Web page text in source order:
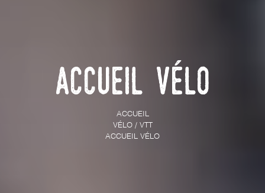
Accueil vélo
ACCUEIL
VÉLO / VTT
ACCUEIL VÉLO